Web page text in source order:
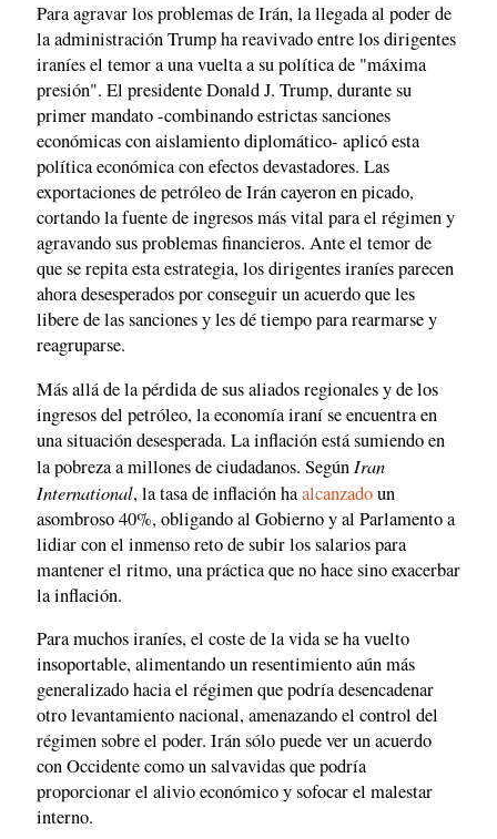
Para agravar los problemas de Irán, la llegada al poder de
la administración Trump ha reavivado entre los dirigentes
iraníes el temor a una vuelta a su política de "máxima
presión". El presidente Donald J. Trump, durante su
primer mandato -combinando estrictas sanciones
económicas con aislamiento diplomático- aplicó esta
política económica con efectos devastadores. Las
exportaciones de petróleo de Irán cayeron en picado,
cortando la fuente de ingresos más vital para el régimen y
agravando sus problemas financieros. Ante el temor de
que se repita esta estrategia, los dirigentes iraníes parecen
ahora desesperados por conseguir un acuerdo que les
libere de las sanciones y les dé tiempo para rearmarse y
reagruparse.
Más allá de la pérdida de sus aliados regionales y de los
ingresos del petróleo, la economía iraní se encuentra en
una situación desesperada. La inflación está sumiendo en
la pobreza a millones de ciudadanos. Según Iran
International, la tasa de inflación haalcanzadoun
asombroso 40%, obligando al Gobierno y al Parlamento a
lidiar con el inmenso reto de subir los salarios para
mantener el ritmo, una práctica que no hace sino exacerbar
la inflación.
Para muchos iraníes, el coste de la vida se ha vuelto
insoportable, alimentando un resentimiento aún más
generalizado hacia el régimen que podría desencadenar
otro levantamiento nacional, amenazando el control del
régimen sobre el poder. Irán sólo puede ver un acuerdo
con Occidente como un salvavidas que podría
proporcionar el alivio económico y sofocar el malestar
interno.